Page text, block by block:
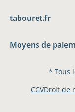
tabouret.fr
Moyens de
* Tous
CGVDroit de